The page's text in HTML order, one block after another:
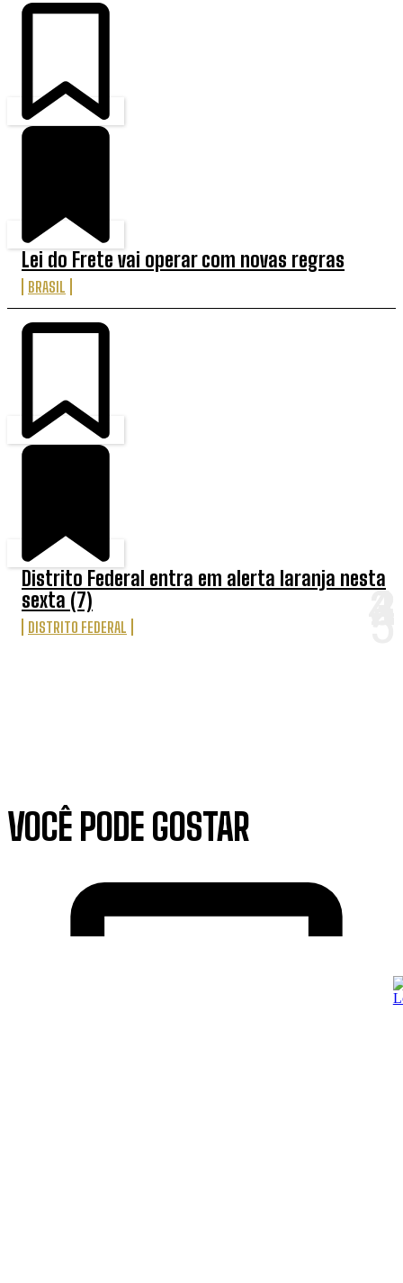
Lei do Frete vai operar com novas regras
BRASIL
Distrito Federal entra em alerta laranja nesta
sexta (7)
DISTRITO FEDERAL
VOCÊ PODE GOSTAR